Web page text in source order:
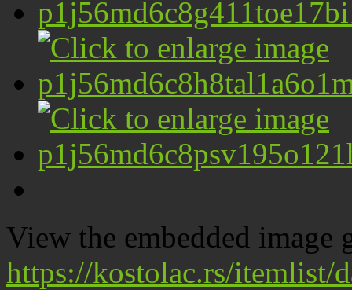
View the embedded image
https://kostolac.rs/itemlist/